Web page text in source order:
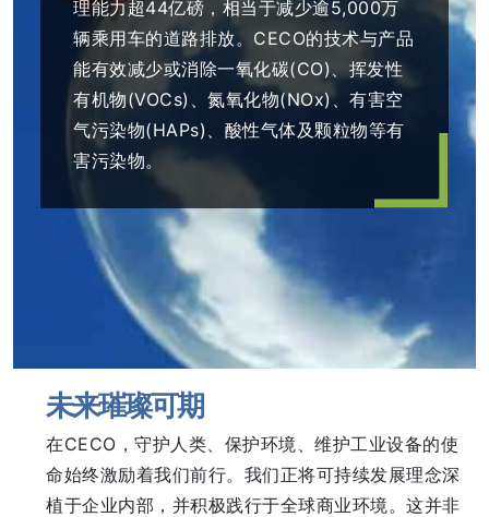
理能力超44亿磅，相当于减少逾5,000万
辆乘用车的道路排放。CECO的技术与产品
能有效减少或消除一氧化碳(CO)、挥发性
有机物(VOCs)、氮氧化物(NOx)、有害空
气污染物(HAPs)、酸性气体及颗粒物等有
害污染物。
未来璀璨可期
在CECO，守护人类、保护环境、维护工业设备的使
命始终激励着我们前行。我们正将可持续发展理念深
植于企业内部，并积极践行于全球商业环境。这并非